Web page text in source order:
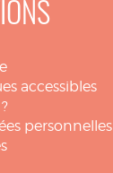
accessibles
personnelles